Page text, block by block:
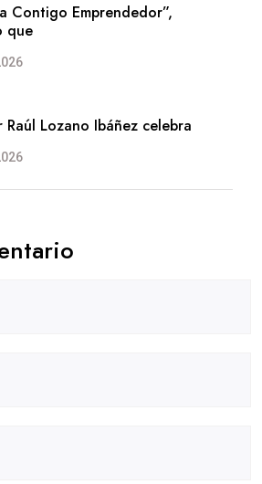
Contigo Emprendedor”,
que
Lozano Ibáñez celebra